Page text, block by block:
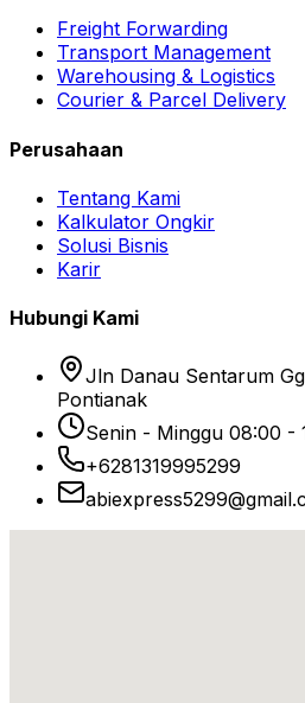
Freight Forwarding
Transport Management
Warehousing & Logistics
Courier & Parcel Delivery
Perusahaan
Tentang Kami
Kalkulator Ongkir
Solusi Bisnis
Karir
Hubungi Kami
Jln Danau Sentarum
Pontianak
Senin - Minggu 08:00 -
+6281319995299